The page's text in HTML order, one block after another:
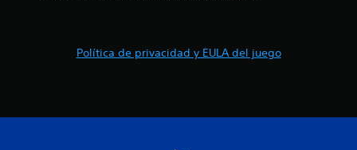
Política de privacidad y EULA del juego